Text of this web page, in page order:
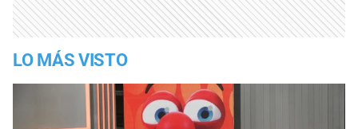
LO MÁS VISTO